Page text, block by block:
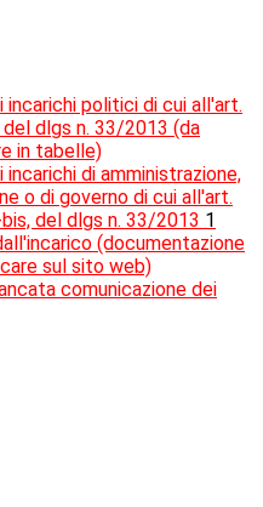
incarichi politici di cui all'art.
del dlgs n. 33/2013 (da
in tabelle)
incarichi di amministrazione,
o di governo di cui all'art.
del dlgs n. 33/2013 1
(documentazione
sul sito web)
comunicazione dei